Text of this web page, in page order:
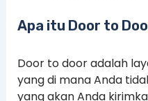
Apa itu Door to
Door to door adalah
yang di mana Anda
yang akan Anda